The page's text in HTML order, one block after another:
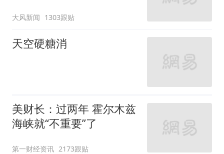
大风新闻 1303跟贴
天空硬糖消
美财长：过两年 霍尔木兹
海峡就“不重要”了
第一财经资讯 2173跟贴